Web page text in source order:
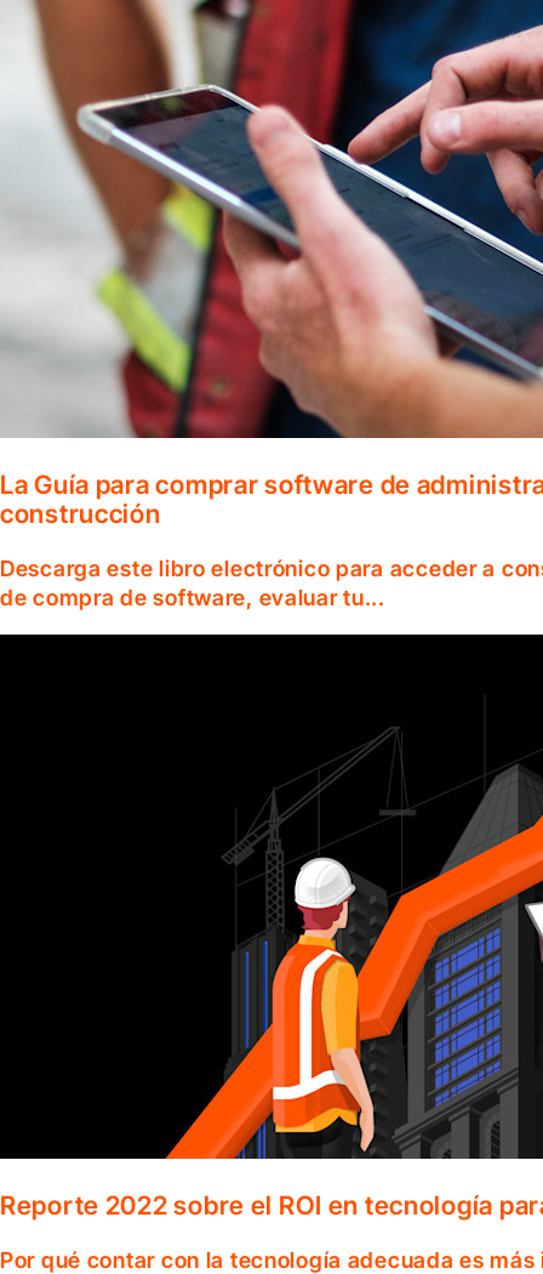
La Guía para comprar software de
construcción
Descarga este libro electrónico para acceder a
de compra de software, evaluar tu...
Reporte 2022 sobre el ROI en tecnología
Por qué contar con la tecnología adecuada es